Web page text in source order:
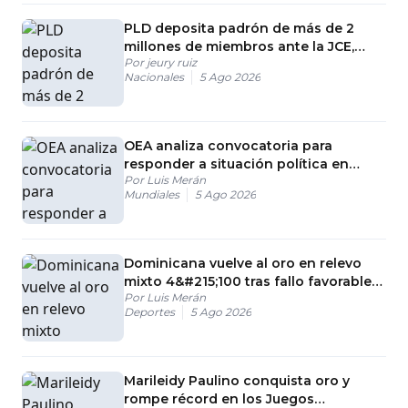
PLD deposita padrón de más de 2
millones de miembros ante la JCE,
según Danilo Díaz
Por jeury ruiz
Nacionales
5 Ago 2026
OEA analiza convocatoria para
responder a situación política en
Nicaragua
Por Luis Merán
Mundiales
5 Ago 2026
Dominicana vuelve al oro en relevo
mixto 4&#215;100 tras fallo favorable
en apelación
Por Luis Merán
Deportes
5 Ago 2026
Marileidy Paulino conquista oro y
rompe récord en los Juegos